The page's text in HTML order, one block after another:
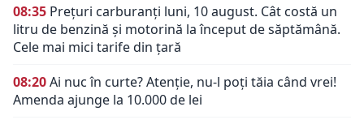
08:35 Prețuri carburanți luni, 10 august. Cât costă un
litru de benzină și motorină la început de săptămână.
Cele mai mici tarife din țară
08:20Ai nuc în curte? Atenție, nu-l poți tăia când vrei!
Amenda ajunge la 10.000 de lei